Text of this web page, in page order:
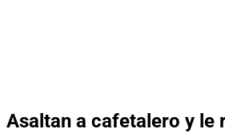
Asaltan a cafetalero y le